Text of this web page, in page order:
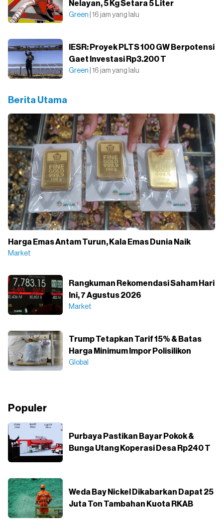
Nelayan, 5 Kg Setara 5 Liter
Green | 16 jam yang lalu
IESR: Proyek PLTS 100 GW Berpotensi
Gaet Investasi Rp3.200 T
Green | 16 jam yang lalu
Berita Utama
Harga Emas Antam Turun, Kala Emas Dunia Naik
Market
Rangkuman Rekomendasi Saham Hari
Ini, 7 Agustus 2026
Market
Trump Tetapkan Tarif 15% & Batas
Harga Minimum Impor Polisilikon
Global
Populer
Purbaya Pastikan Bayar Pokok &
Bunga Utang Koperasi Desa Rp240 T
Weda Bay Nickel Dikabarkan Dapat 25
Juta Ton Tambahan Kuota RKAB